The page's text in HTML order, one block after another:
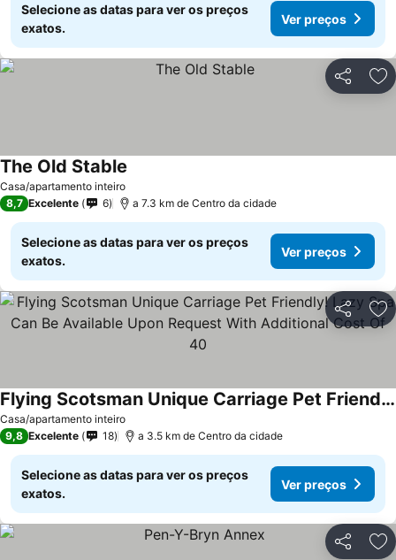
Selecione as datas para ver os preços
exatos.
Ver preços
Partilhar
Casa/apartamento inteiro
The Old Stable
8,7 Excelente 6 a 7.3 km de Centro da cidade
Selecione as datas para ver os preços
exatos.
Ver preços
Partilhar
Casa/apartamento inteiro
Flying Scotsman Unique Carriage Pet Friendly! Lazy Spa Can Be Available Upon Request With Additional Cost Of 40
Ver preços
9,8 Excelente 18 a 3.5 km de Centro da cidade
Selecione as datas para ver os preços
exatos.
Ver preços
Partilhar